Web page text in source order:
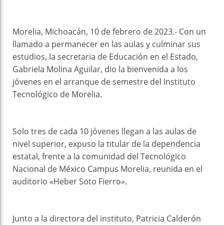
Morelia, Michoacán, 10 de febrero de 2023.- Con un
llamado a permanecer en las aulas y culminar sus
estudios, la secretaria de Educación en el Estado,
Gabriela Molina Aguilar, dio la bienvenida a los
jóvenes en el arranque de semestre del Instituto
Tecnológico de Morelia.
Solo tres de cada 10 jóvenes llegan a las aulas de
nivel superior, expuso la titular de la dependencia
estatal, frente a la comunidad del Tecnológico
Nacional de México Campus Morelia, reunida en el
auditorio «Heber Soto Fierro».
Junto a la directora del instituto, Patricia Calderón